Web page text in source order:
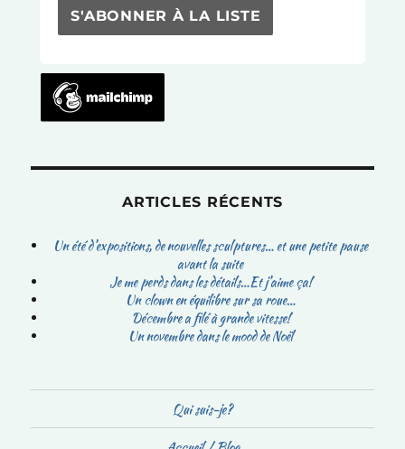
ARTICLES RÉCENTS
Un été d’expositions, de nouvelles sculptures… et une petite pause
avant la suite
Je me perds dans les détails…Et j’aime ça!
Un clown en équilibre sur sa roue…
Décembre a filé à grande vitesse!
Un novembre dans le mood de Noël
Qui suis-je?